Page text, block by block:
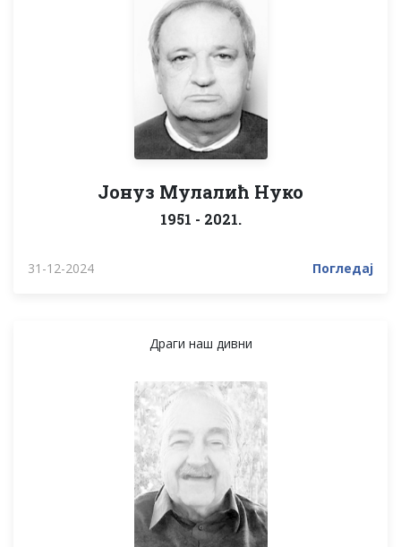
Јонуз Мулалић Нуко
1951 - 2021.
31-12-2024 Погледај
Драги наш дивни